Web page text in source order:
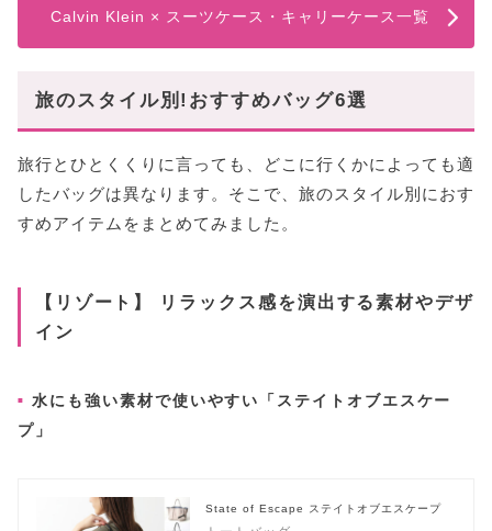
Calvin Klein × スーツケース・キャリーケース一覧
旅のスタイル別!おすすめバッグ6選
旅行とひとくくりに言っても、どこに行くかによっても適
したバッグは異なります。そこで、旅のスタイル別におす
すめアイテムをまとめてみました。
【リゾート】 リラックス感を演出する素材やデザ
イン
水にも強い素材で使いやすい「ステイトオブエスケー
プ」
State of Escape ステイトオブエスケープ